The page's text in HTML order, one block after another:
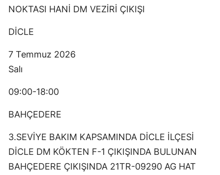
NOKTASI HANİ DM VEZİRİ ÇIKIŞI
DİCLE
7 Temmuz 2026
Salı
09:00-18:00
BAHÇEDERE
3.SEVİYE BAKIM KAPSAMINDA DİCLE İLÇESİ
DİCLE DM KÖKTEN F-1 ÇIKIŞINDA BULUNAN
BAHÇEDERE ÇIKIŞINDA 21TR-09290 AG HAT